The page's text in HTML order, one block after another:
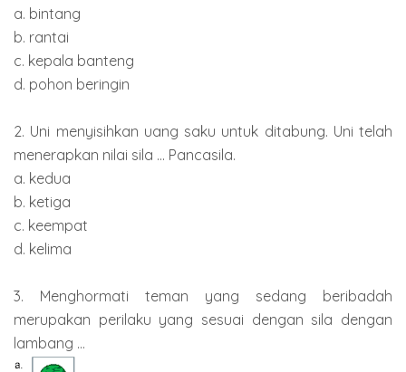
a. bintang
b. rantai
c. kepala banteng
d. pohon beringin
2. Uni menyisihkan uang saku untuk ditabung. Uni telah
menerapkan nilai sila ... Pancasila.
a. kedua
b. ketiga
c. keempat
d. kelima
3. Menghormati teman yang sedang beribadah
merupakan perilaku yang sesuai dengan sila dengan
lambang ...